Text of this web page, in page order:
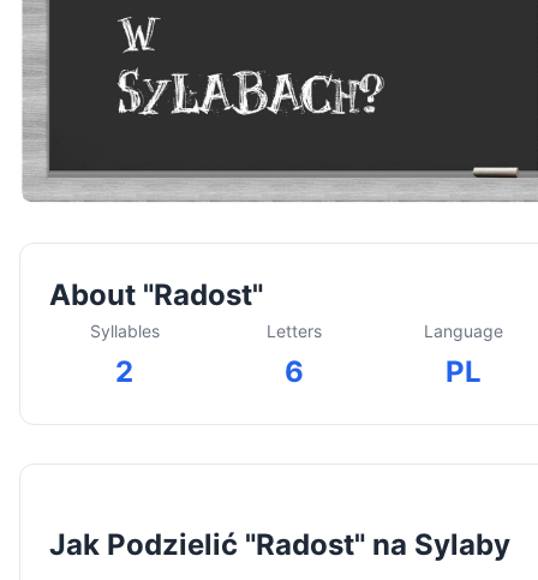
About "Radost"
Syllables
2
Letters
6
Language
PL
Jak Podzielić "Radost" na Sylaby